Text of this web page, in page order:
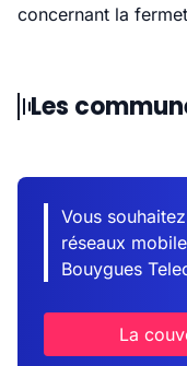
concernant la
Les
Vous
réseaux
Bouygues
La